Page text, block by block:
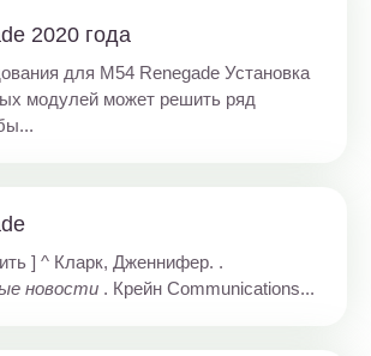
2020 года
для M54 Renegade Установка
модулей может решить ряд
] ^ Кларк, Дженнифер. .
новости . Крейн Communications...